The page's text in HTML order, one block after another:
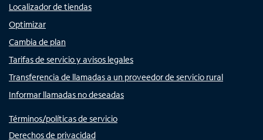
Localizador de tiendas
Optimizar
Cambia de plan
Tarifas de servicio y avisos legales
Transferencia de llamadas a un proveedor de servicio rural
Informar llamadas no deseadas
Términos/políticas de servicio
Derechos de privacidad